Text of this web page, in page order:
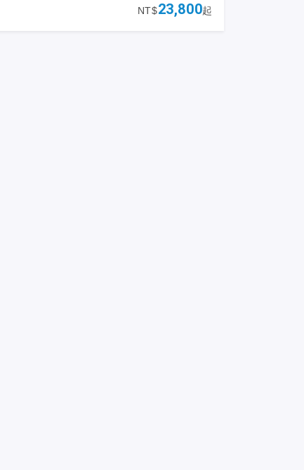
直飛 (每周兩班 全年直飛不間斷/週三/週
NT$23,800起